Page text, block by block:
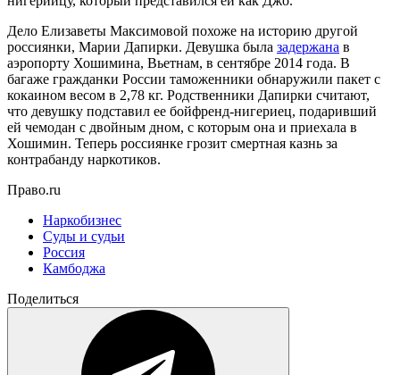
Дело Елизаветы Максимовой похоже на историю другой
россиянки, Марии Дапирки. Девушка была задержана в
аэропорту Хошимина, Вьетнам, в сентябре 2014 года. В
багаже гражданки России таможенники обнаружили пакет с
кокаином весом в 2,78 кг. Родственники Дапирки считают,
что девушку подставил ее бойфренд-нигериец, подаривший
ей чемодан с двойным дном, с которым она и приехала в
Хошимин. Теперь россиянке грозит смертная казнь за
контрабанду наркотиков.
Право.ru
Наркобизнес
Суды и судьи
Россия
Камбоджа
Поделиться